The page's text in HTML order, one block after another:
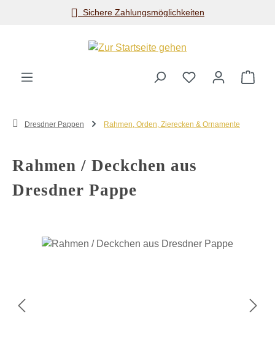
Zum Hauptinhalt springenSichere Zahlungsmöglichkeiten
Dresdner Pappen Rahmen, Orden, Zierecken & Ornamente
Rahmen / Deckchen aus
Dresdner Pappe
Bildergalerie überspringen